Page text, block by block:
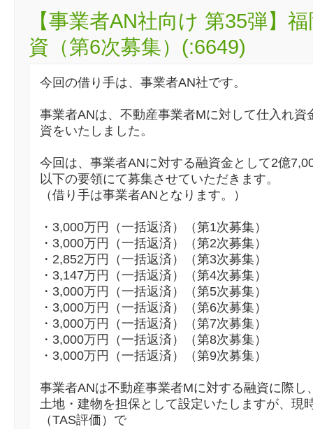
【事業者AN社向け 第35弾】
資（第6次募集）(:6649)
今回の借り手は、事業者AN社です。
事業者ANは、不動産事業者Mに対して仕入れ資
資をいたしました。
今回は、事業者ANに対する融資金として2億
以下の要領にて募集させていただきます。
（借り手は事業者ANとなります。）
・3,000万円（一括返済）（第1次募集）
・3,000万円（一括返済）（第2次募集）
・2,852万円（一括返済）（第3次募集）
・3,147万円（一括返済）（第4次募集）
・3,000万円（一括返済）（第5次募集）
・3,000万円（一括返済）（第6次募集）
・3,000万円（一括返済）（第7次募集）
・3,000万円（一括返済）（第8次募集）
・3,000万円（一括返済）（第9次募集）
事業者ANは不動産事業者Mに対する融資に際し
土地・建物を担保として設定いたしますが、現
（TAS評価）で